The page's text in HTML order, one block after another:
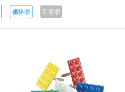
価格順 新着順